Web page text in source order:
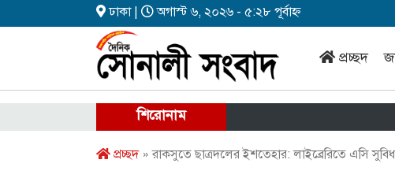
ঢাকা | অগাস্ট ৬, ২০২৬ - ৫:২৮ পূর্বাহ্ন
প্রচ্ছদ
শিরোনাম
প্রচ্ছদ» রাকসুতে ছাত্রদলের ইশতেহার: লাইব্রেরিতে এসি